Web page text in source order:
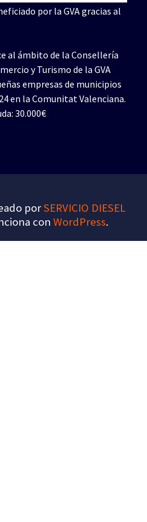
por la GVA gracias al
al ámbito de la Consellería
y Turismo de la GVA
empresas de municipios
en la Comunitat Valenciana.
30.000€
porSERVICIO DIESEL
con WordPress.